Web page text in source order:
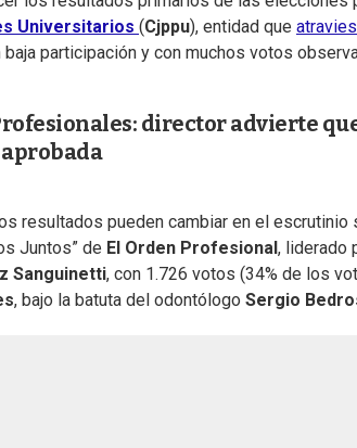
Universitarios (Cjppu), entidad que
participación y con muchos votos
director advierte
resultados pueden cambiar en el escrutinio
Juntos” de El Orden Profesional , liderado
Sanguinetti, con 1.726 votos (34% de los
, bajo la batuta del odontólogo Sergio